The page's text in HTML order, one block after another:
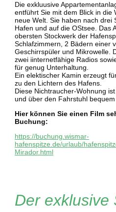
Die exkluusive
entführt Sie mit dem Blick in die
neue Welt. Sie haben nach drei
Hafen und auf die OStsee. Das
obersten Stockwerk der
Schlafzimmern, 2 Bädern einer
Geschirrspüler und Mikrowelle.
zwei iinternetfähige Radios
für genug Unterhaltung.
Ein elektischer Kamin erzeugt
zu den Lichtern des Hafens.
Diese Nichtraucher-Wohnung
und über den Fahrstuhl bequem
Hier können Sie einen Film
Buchung:
https://buchung.wismar-
hafenspitze.de/urlaub/
Mirador.html
Der exklusive